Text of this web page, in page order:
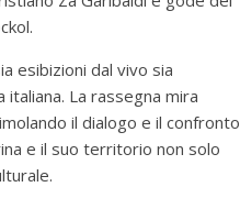
esibizioni dal vivo sia
La rassegna mira
il dialogo e il confronto
e il suo territorio non solo